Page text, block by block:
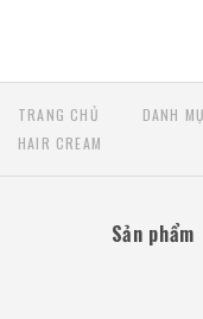
TRANG CHỦ DANH
HAIR CREAM
Sản phẩm